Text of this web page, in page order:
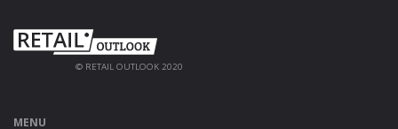
© RETAIL OUTLOOK 2020
MENU